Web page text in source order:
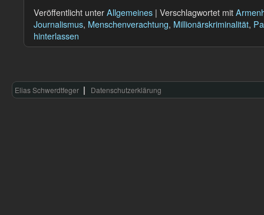
Veröffentlicht unterAllgemeines | Verschlagwortet mit
Journalismus, Menschenverachtung, Millionärskriminalität,
hinterlassen
Elias Schwerdtfeger Datenschutzerklärung